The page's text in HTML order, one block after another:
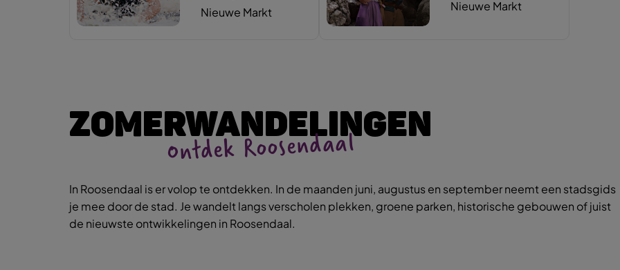
Nieuwe Markt
Nieuwe Markt
ZOMERWANDELINGEN
Ontdek Roosendaal
In Roosendaal is er volop te ontdekken. In de maanden juni, augustus en september neemt een stadsgids
je mee door de stad. Je wandelt langs verscholen plekken, groene parken, historische gebouwen of juist
de nieuwste ontwikkelingen in Roosendaal.